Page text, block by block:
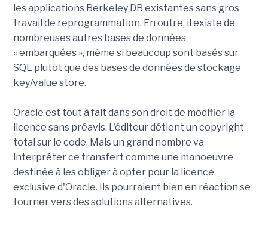
les applications Berkeley DB existantes sans gros
travail de reprogrammation. En outre, il existe de
nombreuses autres bases de données
« embarquées », même si beaucoup sont basés sur
SQL plutôt que des bases de données de stockage
key/value store.
Oracle est tout à fait dans son droit de modifier la
licence sans préavis. L'éditeur détient un copyright
total sur le code. Mais un grand nombre va
interpréter ce transfert comme une manoeuvre
destinée à les obliger à opter pour la licence
exclusive d'Oracle. Ils pourraient bien en réaction se
tourner vers des solutions alternatives.